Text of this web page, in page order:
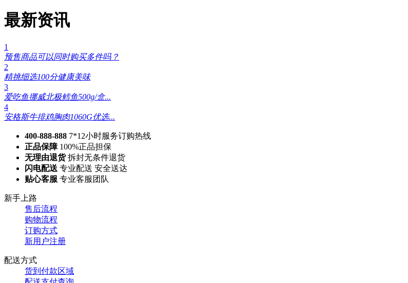
最新资讯
1
预售商品可以同时购买多件吗？
2
精挑细选100分健康美味
3
爱吃鱼挪威北极鳕鱼500g/盒...
4
安格斯牛排鸡胸肉1060G优选...
400-888-888 7*12小时服务订购热线
正品保障 100%正品担保
无理由退货 拆封无条件退货
闪电配送 专业配送 安全送达
贴心客服 专业客服团队
新手上路
售后流程
购物流程
订购方式
新用户注册
配送方式
货到付款区域